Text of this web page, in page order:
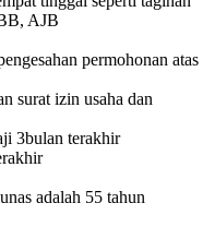
AJB
permohonan atas
surat izin usaha dan
3bulan terakhir
adalah 55 tahun